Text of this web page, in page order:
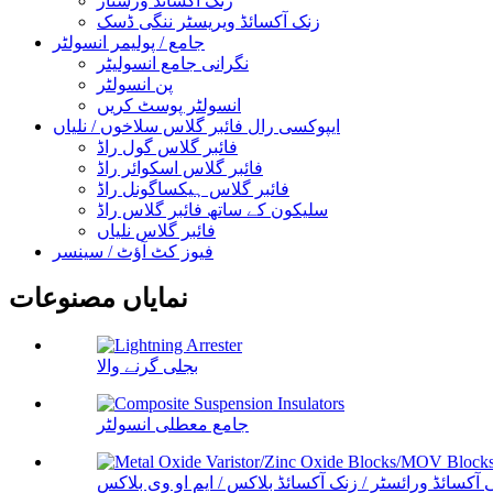
زنک آکسائڈ ویریسٹر ننگی ڈسک
جامع / پولیمر انسولٹر
نگرانی جامع انسولیٹر
پن انسولٹر
انسولٹر پوسٹ کریں
ایپوکسی رال فائبر گلاس سلاخوں / نلیاں
فائبر گلاس گول راڈ
فائبر گلاس اسکوائر راڈ
فائبر گلاس ہیکساگونل راڈ
سلیکون کے ساتھ فائبر گلاس راڈ
فائبر گلاس نلیاں
فیوز کٹ آؤٹ / سینسر
نمایاں مصنوعات
بجلی گرنے والا
جامع معطلی انسولٹر